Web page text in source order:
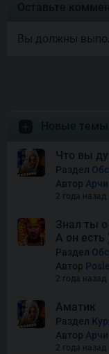
Money
Snake’s
Squish
Thor of
Вы должны
Что вы
Раздел
Автор
2 года назад
Знал ты
А он есть
Раздел
Автор
2 года назад
Аматик
Раздел
Автор
2 года назад